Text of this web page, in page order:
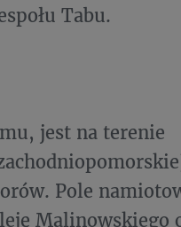
Tabu.
jest na terenie
Pole
Malinowskiego